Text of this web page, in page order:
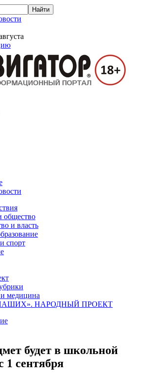
общество
и власть
спорт
медицина
НАРОДНЫЙ ПРОЕКТ
будет в школьной
1 сентября